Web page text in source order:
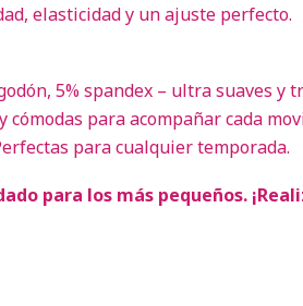
elasticidad y un ajuste perfecto.
5% spandex – ultra suaves y
cómodas para acompañar cada
para cualquier temporada.
para los más pequeños.